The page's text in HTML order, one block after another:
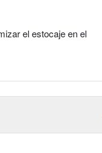
el estocaje en el